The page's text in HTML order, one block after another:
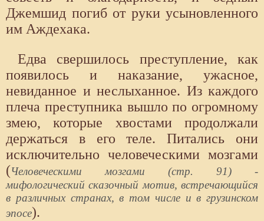
Джемшид погиб от руки усыновленного
им Аждехака.
Едва свершилось преступление, как
появилось и наказание, ужасное,
невиданное и неслыханное. Из каждого
плеча преступника вышло по огромному
змею, которые хвостами продолжали
держаться в его теле. Питались они
исключительно человеческими мозгами
(Человеческими мозгами (стр. 91) -
мифологический сказочный мотив, встречающийся
в различных странах, в том числе и в грузинском
эпосе).